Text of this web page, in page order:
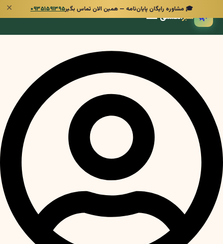
🎓 مشاوره رایگان پایان‌نامه — همین الان تماس بگیر۰۹۳۵۱۵۹۱۳۹۵ ✕
🌿 سبزانگشتی